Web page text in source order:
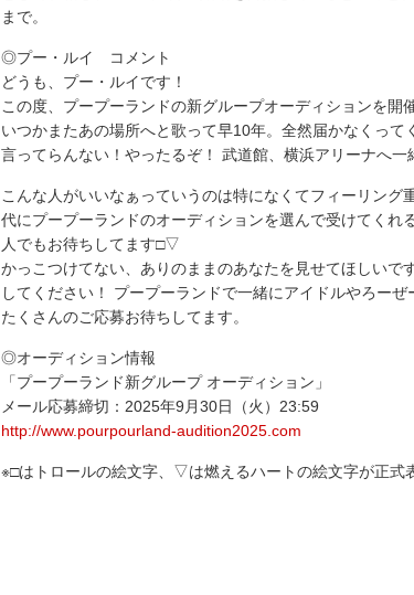
まで。
◎プー・ルイ コメント
どうも、プー・ルイです！
この度、プープーランドの新グループオーディションを開
いつかまたあの場所へと歌って早10年。全然届かなくって
言ってらんない！やったるぞ！ 武道館、横浜アリーナへ一
こんな人がいいなぁっていうのは特になくてフィーリング
代にプープーランドのオーディションを選んで受けてくれ
人でもお待ちしてます□▽
かっこつけてない、ありのままのあなたを見せてほしいで
してください！ プープーランドで一緒にアイドルやろーぜ
たくさんのご応募お待ちしてます。
◎オーディション情報
「プープーランド新グループ オーディション」
メール応募締切：2025年9月30日（火）23:59
http://www.pourpourland-audition2025.com
※□はトロールの絵文字、▽は燃えるハートの絵文字が正式